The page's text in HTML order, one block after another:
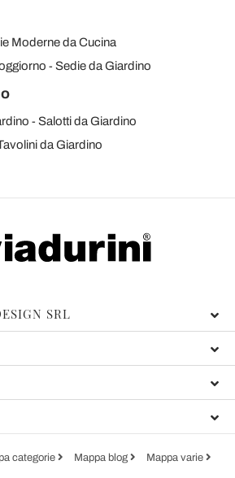
Moderne da Cucina
Sedie da Giardino
Salotti da Giardino
da Giardino
SRL
categorie Mappa blog Mappa varie